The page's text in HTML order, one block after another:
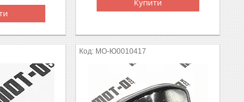
Купити
MO-Ю0010417